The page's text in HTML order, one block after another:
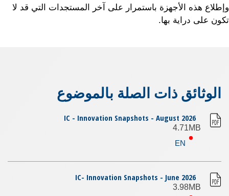
وإطلاع هذه الأجهزة باستمرار على آخر المستجدات التي قد لا
تكون على دراية بها.
الوثائق ذات الصلة بالموضوع
IC - Innovation Snapshots - August 2026
4.71MB
EN
IC- Innovation Snapshots - June 2026
3.98MB